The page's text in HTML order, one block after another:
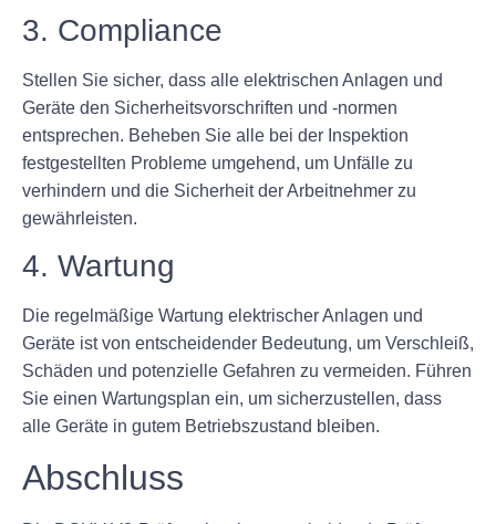
3. Compliance
Stellen Sie sicher, dass alle elektrischen Anlagen und
Geräte den Sicherheitsvorschriften und -normen
entsprechen. Beheben Sie alle bei der Inspektion
festgestellten Probleme umgehend, um Unfälle zu
verhindern und die Sicherheit der Arbeitnehmer zu
gewährleisten.
4. Wartung
Die regelmäßige Wartung elektrischer Anlagen und
Geräte ist von entscheidender Bedeutung, um Verschleiß,
Schäden und potenzielle Gefahren zu vermeiden. Führen
Sie einen Wartungsplan ein, um sicherzustellen, dass
alle Geräte in gutem Betriebszustand bleiben.
Abschluss